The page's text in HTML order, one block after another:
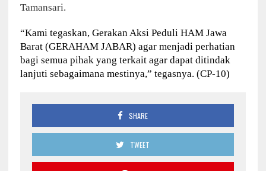
Tamansari.
“Kami tegaskan, Gerakan Aksi Peduli HAM Jawa
Barat (GERAHAM JABAR) agar menjadi perhatian
bagi semua pihak yang terkait agar dapat ditindak
lanjuti sebagaimana mestinya,” tegasnya. (CP-10)
SHARE
TWEET